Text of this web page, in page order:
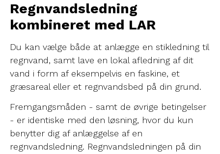
Regnvandsledning
kombineret med LAR
Du kan vælge både at anlægge en stikledning til
regnvand, samt lave en lokal afledning af dit
vand i form af eksempelvis en faskine, et
græsareal eller et regnvandsbed på din grund.
Fremgangsmåden - samt de øvrige betingelser
- er identiske med den løsning, hvor du kun
benytter dig af anlæggelse af en
regnvandsledning. Regnvandsledningen på din